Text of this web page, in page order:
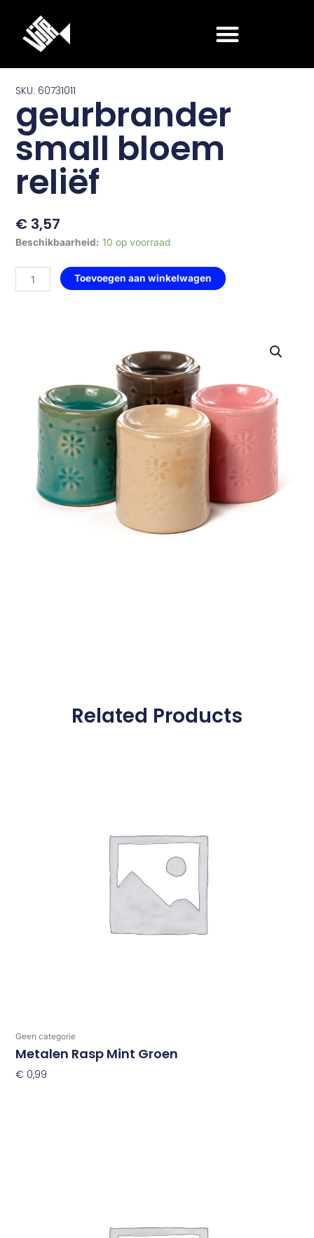
SKU: 60731011
geurbrander
small bloem
reliëf
€ 3,57
Beschikbaarheid: 10 op voorraad
geurbrander
Toevoegen aan winkelwagen
Related Products
Geen categorie
Metalen Rasp Mint Groen
€ 0,99